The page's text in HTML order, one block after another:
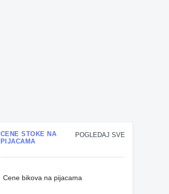
POGLEDAJ SVE
CENE STOKE NA
PIJACAMA
Cene bikova na pijacama